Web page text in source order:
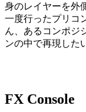
身のレイヤーを外
一度行ったプリコ
ん、あるコンポジ
ンの中で再現した
FX Console